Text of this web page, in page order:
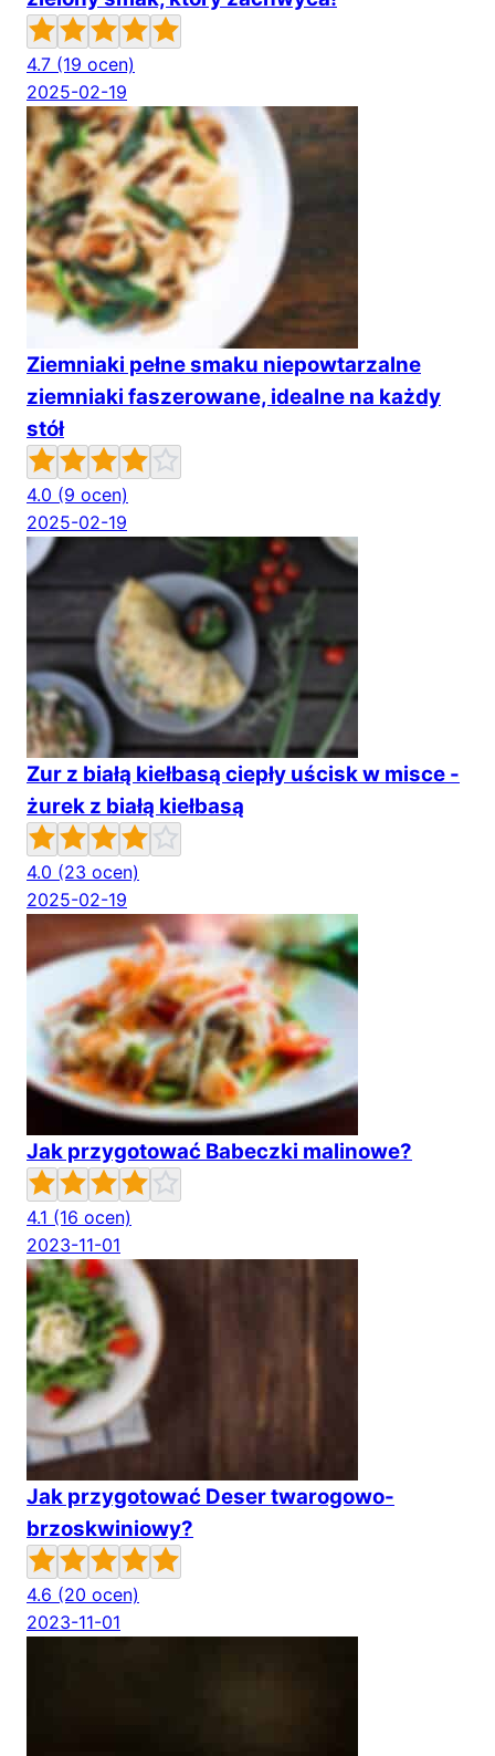
4.7 (19 ocen)
2025-02-19
Ziemniaki pełne smaku niepowtarzalne
ziemniaki faszerowane, idealne na każdy
stół
4.0 (9 ocen)
2025-02-19
Zur z białą kiełbasą ciepły uścisk w misce -
żurek z białą kiełbasą
4.0 (23 ocen)
2025-02-19
Jak przygotować Babeczki malinowe?
4.1 (16 ocen)
2023-11-01
Jak przygotować Deser twarogowo-
brzoskwiniowy?
4.6 (20 ocen)
2023-11-01